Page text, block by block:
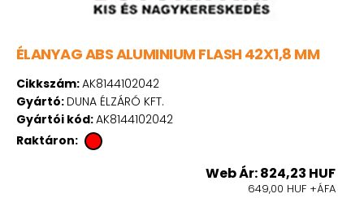
ÉLANYAG ABS ALUMINIUM FLASH 42X1,8 MM
Cikkszám:AK8144102042
Gyártó: DUNA ÉLZÁRÓ KFT.
Gyártói kód:AK8144102042
Raktáron:
Web Ár: 824,23 HUF
649,00 HUF +ÁFA